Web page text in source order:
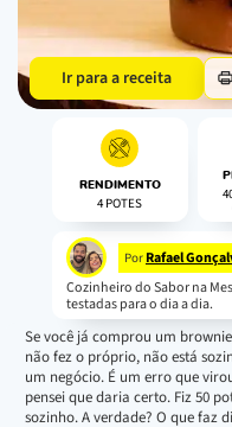
Ir para a receita
RENDIMENTO
4 POTES
Por Rafael
Cozinheiro do Sabor na
testadas para o dia a dia.
Se você já comprou um
não fez o próprio, não está
um negócio. É um erro que
pensei que daria certo. Fiz 50
sozinho. A verdade? O que faz